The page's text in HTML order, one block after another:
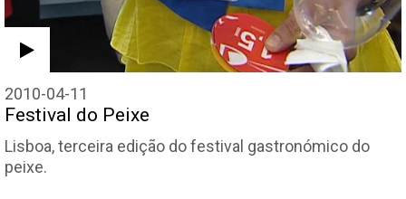
2010-04-11
Festival do Peixe
Lisboa, terceira edição do festival gastronómico do
peixe.